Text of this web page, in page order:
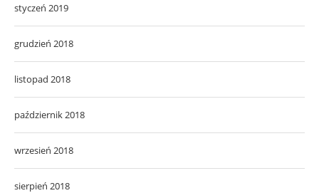
styczeń 2019
grudzień 2018
listopad 2018
październik 2018
wrzesień 2018
sierpień 2018